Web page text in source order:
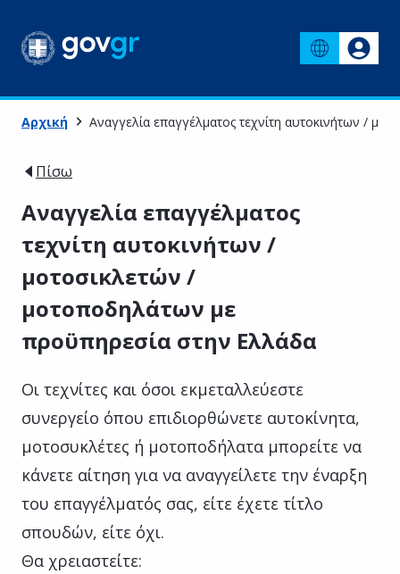
Αρχική Αναγγελία επαγγέλματος τεχνίτη αυτοκινήτων /
Πίσω
Αναγγελία επαγγέλματος
τεχνίτη αυτοκινήτων /
μοτοσικλετών /
μοτοποδηλάτων με
προϋπηρεσία στην Ελλάδα
Οι τεχνίτες και όσοι εκμεταλλεύεστε
συνεργείο όπου επιδιορθώνετε αυτοκίνητα,
μοτοσυκλέτες ή μοτοποδήλατα μπορείτε να
κάνετε αίτηση για να αναγγείλετε την έναρξη
του επαγγέλματός σας, είτε έχετε τίτλο
σπουδών, είτε όχι.
Θα χρειαστείτε: